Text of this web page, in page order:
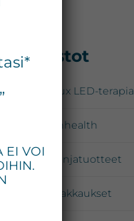
sivupalkki
Osastot
Omnilux LED-terapia
Zo Skinhealth
Kampanjatuotteet
Lahjapakkaukset
EI VOI